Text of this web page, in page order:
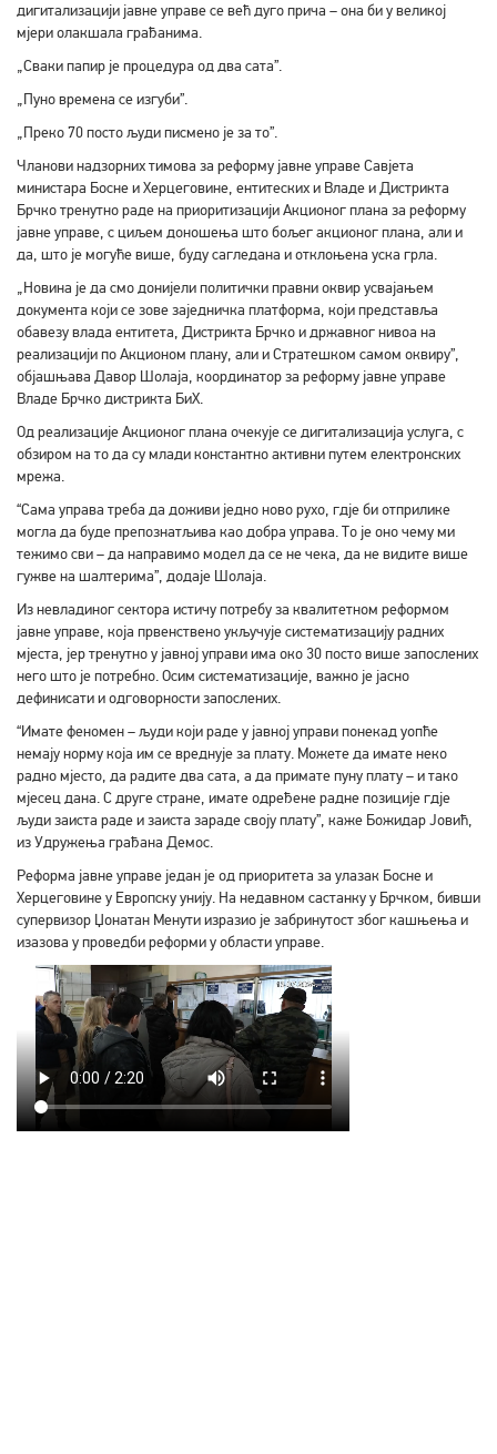
дигитализацији јавне управе се већ дуго прича – она би у великој
мјери олакшала грађанима.
„Сваки папир је процедура од два сата”.
„Пуно времена се изгуби”.
„Преко 70 посто људи писмено је за то”.
Чланови надзорних тимова за реформу јавне управе Савјета
министара Босне и Херцеговине, ентитеских и Владе и Дистрикта
Брчко тренутно раде на приоритизацији Акционог плана за реформу
јавне управе, с циљем доношења што бољег акционог плана, али и
да, што је могуће више, буду сагледана и отклоњена уска грла.
„Новина је да смо донијели политички правни оквир усвајањем
документа који се зове заједничка платформа, који представља
обавезу влада ентитета, Дистрикта Брчко и државног нивоа на
реализацији по Акционом плану, али и Стратешком самом оквиру”,
објашњава Давор Шолаја, координатор за реформу јавне управе
Владе Брчко дистрикта БиХ.
Од реализације Акционог плана очекује се дигитализација услуга, с
обзиром на то да су млади константно активни путем електронских
мрежа.
“Сама управа треба да доживи једно ново рухо, гдје би отприлике
могла да буде препознатљива као добра управа. То је оно чему ми
тежимо сви – да направимо модел да се не чека, да не видите више
гужве на шалтерима”, додаје Шолаја.
Из невладиног сектора истичу потребу за квалитетном реформом
јавне управе, која првенствено укључује систематизацију радних
мјеста, јер тренутно у јавној управи има око 30 посто више запослених
него што је потребно. Осим систематизације, важно је јасно
дефинисати и одговорности запослених.
“Имате феномен – људи који раде у јавној управи понекад уопће
немају норму која им се вреднује за плату. Можете да имате неко
радно мјесто, да радите два сата, а да примате пуну плату – и тако
мјесец дана. С друге стране, имате одређене радне позиције гдје
људи заиста раде и заиста зараде своју плату”, каже Божидар Јовић,
из Удружења грађана Демос.
Реформа јавне управе један је од приоритета за улазак Босне и
Херцеговине у Европску унију. На недавном састанку у Брчком, бивши
супервизор Џонатан Менути изразио је забринутост због кашњења и
изазова у проведби реформи у области управе.